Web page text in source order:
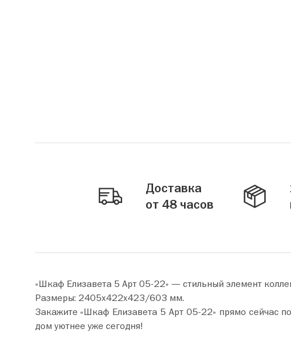
Доставка
от 48 часов
«Шкаф Елизавета 5 Арт 05-22» — стильный элемент
Размеры: 2405х422х423/603 мм.
Закажите «Шкаф Елизавета 5 Арт 05-22» прямо сейчас по цене от 27 320 руб. Добавьте товар в корзину и оформите
дом уютнее уже сегодня!